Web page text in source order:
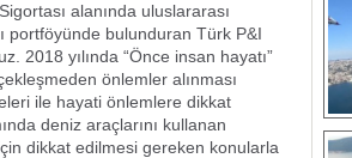
alanında uluslararası
portföyünde bulunduran Türk P&I
2018 yılında “Önce insan hayatı”
önlemler alınması
ile hayati önlemlere dikkat
deniz araçlarını kullanan
dikkat edilmesi gereken konularla